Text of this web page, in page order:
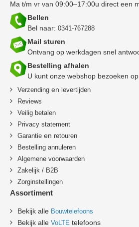
Ma t/m vr van 09:00–17:00u direct een
Bellen
Bel naar: 0341-767288
Mail sturen
Ontvang op werkdagen snel
Bestelling afhalen
U kunt onze webshop bezoeken
Verzending en levertijden
Reviews
Veilig betalen
Privacy statement
Garantie en retouren
Bestelling annuleren
Algemene voorwaarden
Zakelijk / B2B
Zorginstellingen
Assortiment
Bekijk alle Bouwtelefoons
Bekijk alle VoLTE telefoons